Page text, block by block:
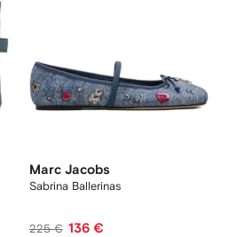
Marc Jacobs
Sabrina Ballerinas
225 € 136 €